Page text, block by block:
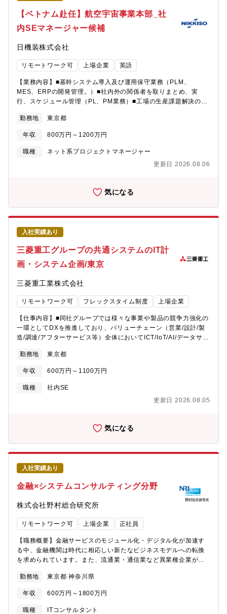
【ベトナム赴任】航空宇宙事業本部_社
内SEマネージャー候補
日機装株式会社
リモートワーク可 上場企業 英語
【業務内容】■基幹システム導入及び運用保守業務（PLM、
MES、ERPの開発管理。）■社内外の関係者を取りまとめ、実
行、スケジュール管理（PL、PM業務）■工場の生産課題解決のた
ーの指導、管理（英語使用）【ミッション】今回基幹システムを
導入し、現在保守運用のフェーズとなります。安定的な運用に向
け、エンジニアとして改善対応をお任せします。現在、当社では
AIを活用したシステムの内製化や、工場のスマートファクトリー
っていくため、様々なチャレンジやアイデアを実現できる、日機
ジションです。【働き方】入社後、国内の拠点で研修／業務を行
っていただき、ゆくゆくはベトナム工場へ赴任いただきます。研
修場所は候補者様のお住まいなどにより要相談とします。（研修
期間はスキル・ご経験によって変わりますが、数か月を想定して
います。）平均の赴任期間は3～5年程度（組織状況やご希望など
により変更有）帰任後は国内の拠点（宮崎/東村山）にて業務頂き
ます。【募集背景】欠員補充【勤務地補足】※ご入社後は下記い
ずれかで研修いただき、近い将来【日機装ベトナム工場】にて勤
務いただきます。【本社】東京都渋谷区恵比寿4丁目20番3号 恵比
野口町2－16－2【ベトナムでの暮らしについて】・社宅：サービ
スアパートメント(家具付き)またはホテル・通勤：マイクロバスに
て相乗りで出社・食事：昼食は工場での社食があります。(3種類/
はイオンモールや日本人街もあり日本食(お米、お菓子、インスタ
ント食品、冷凍食品、野菜等)の調達には不自由がない環境で
す。・サウナ・マッサージが手頃な値段で受けられるため休日に
通う社員もいます。・通勤以外の移動手段はGrabタクシーを利用
可能で、悪質ドライバーからの過大請求等を回避できます。)・帰
勤務地 東京都
年収 800万円～1200万円
職種
ネット系プロジェクトマネージャー
更新日 2026.08.06
気になる
入社実績あり
三菱重工グループの共通システムのIT計
画・システム企画/東京
三菱重工業株式会社
リモートワーク可 フレックスタイム制度 上場企業
【仕事内容】■同社グループでは様々な事業や製品の競争力強化の
一環としてDXを推進しており、バリューチェーン（営業/設計/製
造/調達/アフターサービス等）全体においてICT/IoT/AI/データサイ
献を図る【業務詳細】■各種同社グループ製品のバリューチェーン
を対象とした業務プロセス改革支援、オペレーションズリサー
チ・機械学習・データ分析等を活用したICTシステム技術の研究開
発（サプライチェーン／生産計画最適化、設計支援システム、プ
用した業務改善、カーボンニュートラル関連のICT開発等）■新規
AI・データサイエンスエンジニアとして構想検討段階から入り、
社内ニーズのヒアリング・業務課題抽出を行い、新たなソリュー
ション導入・事業効果の検証までを推進・支援【仕事の魅力・や
りがい】■国内外の様々な同社グループ製品（ガスタービン・原子
力・フォークリフト・プラント・航空機・防衛宇宙等）のバリュ
ーチェーンのデジタライゼーションを目的に、新規技術※の導入
や、新たなICTシステム開発の構想検討・プロジェクト計画策定・
要件定義段階から構築、システム導入による事業効果の検証・評
価、効果刈り取りまでを実施できます。■人材育成に注力してお
り、希望すれば、教育・研修への参加、海外プロジェクトへの参
画機会があり、成長できるチャンスが広がっています。※機械学
習・深層学習・オペレーションズリサーチ・自然言語技術他【募
集背景】三菱重工グループでは、事業環境の不確実性が高まる
中、製品の競争力強化とバリューチェーン全体の最適化を通じた
事業変革が求められています。事業内外に蓄積されたデータや知
ことが重要なテーマです。デジタルインテリジェンス研究開発部
援してきました。高度化・複雑化するニーズに対し、事業部と伴
走し課題解決を推進する人材を募集しています。【同社につい
勤務地 東京都
年収 600万円～1100万円
職種
社内SE
更新日 2026.08.05
気になる
入社実績あり
金融×システムコンサルティング分野
株式会社野村総合研究所
リモートワーク可 上場企業 正社員
【職務概要】金融サービスのモジュール化・デジタル化が加速す
る中、金融機関は時代に相応しい新たなビジネスモデルへの転換
を求められています。また、流通業・通信業など異業種企業が金
急速に拡大しており、金融×ITの領域における支援ニーズはかつて
ないほど高まっています。NRIの金融ITコンサルティング部は、銀
行・証券・保険・クレジットといった金融機関から、金融事業に
新規参入する事業会社まで、幅広いクライアントに対して、DX・
勤務地 東京都 神奈川県
年収 600万円～1800万円
職種
ITコンサルタント